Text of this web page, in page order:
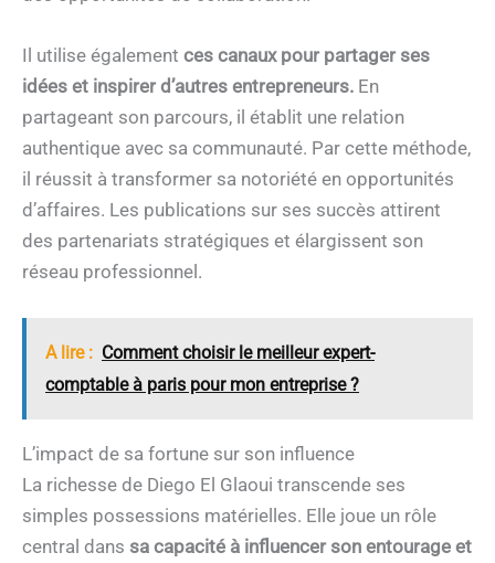
Il utilise également ces canaux pour partager ses
idées et inspirer d’autres entrepreneurs. En
partageant son parcours, il établit une relation
authentique avec sa communauté. Par cette méthode,
il réussit à transformer sa notoriété en opportunités
d’affaires. Les publications sur ses succès attirent
des partenariats stratégiques et élargissent son
réseau professionnel.
A lire : Comment choisir le meilleur expert-
comptable à paris pour mon entreprise ?
L’impact de sa fortune sur son influence
La richesse de Diego El Glaoui transcende ses
simples possessions matérielles. Elle joue un rôle
central dans sa capacité à influencer son entourage et